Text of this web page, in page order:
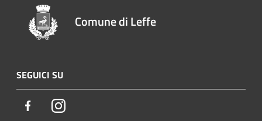
Comune di Leffe
SEGUICI SU
FacebookInstagram